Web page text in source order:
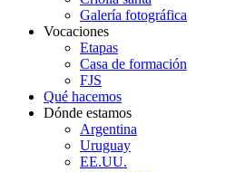
Galería fotográfica
Vocaciones
Etapas
Casa de formación
FJS
Qué hacemos
Dónde estamos
Argentina
Uruguay
EE.UU.